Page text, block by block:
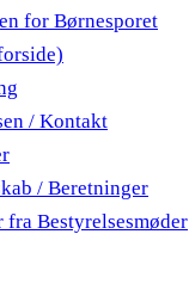
for Børnesporet
/ Kontakt
/ Beretninger
fra Bestyrelsesmøder